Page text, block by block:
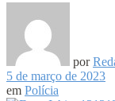
por
5 de março de 2023
em Polícia